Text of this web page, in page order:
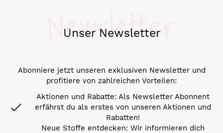
Unser Newsletter
Newsletter
Abonniere jetzt unseren exklusiven Newsletter und
profitiere von zahlreichen Vorteilen:
Aktionen und Rabatte: Als Newsletter Abonnent
erfährst du als erstes von unseren Aktionen und
Rabatten!
Neue Stoffe entdecken: Wir informieren dich